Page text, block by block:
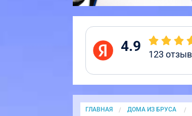
4.9 123
ГЛАВНАЯ ДОМА ИЗ БРУСА